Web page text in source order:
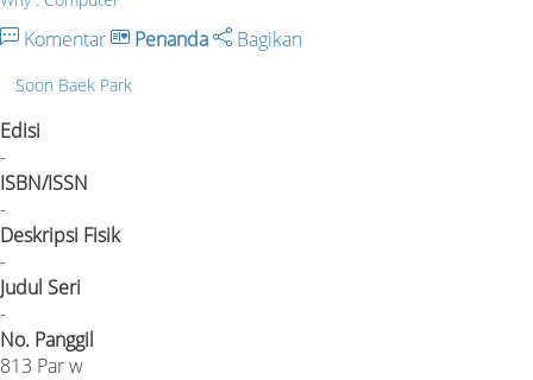
Komentar Penanda Bagikan
Soon Baek Park
Edisi
-
ISBN/ISSN
-
Deskripsi Fisik
-
Judul Seri
-
No. Panggil
813 Par w